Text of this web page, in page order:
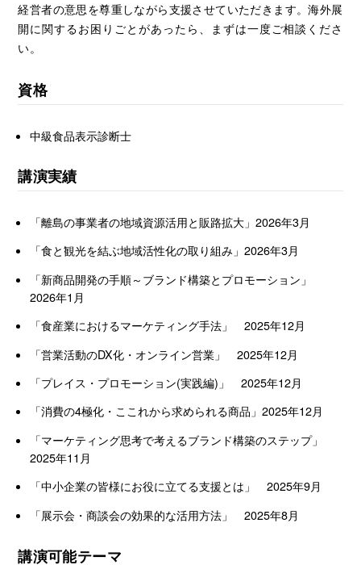
経営者の意思を尊重しながら支援させていただきます。海外展
開に関するお困りごとがあったら、まずは一度ご相談くださ
い。
資格
中級食品表示診断士
講演実績
「離島の事業者の地域資源活用と販路拡大」2026年3月
「食と観光を結ぶ地域活性化の取り組み」2026年3月
「新商品開発の手順～ブランド構築とプロモーション」
2026年1月
「食産業におけるマーケティング手法」 2025年12月
「営業活動のDX化・オンライン営業」 2025年12月
「プレイス・プロモーション(実践編)」 2025年12月
「消費の4極化・ここれから求められる商品」2025年12月
「マーケティング思考で考えるブランド構築のステップ」
2025年11月
「中小企業の皆様にお役に立てる支援とは」 2025年9月
「展示会・商談会の効果的な活用方法」 2025年8月
講演可能テーマ